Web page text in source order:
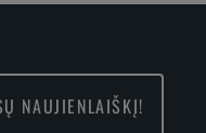
NAUJIENLAIŠKĮ!